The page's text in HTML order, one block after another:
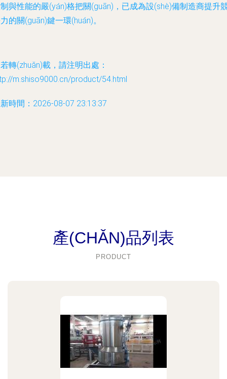
與性能的嚴(yán)格把關(guān)，已成為設(shè)備制造商提升
的關(guān)鍵一環(huán)。
轉(zhuǎn)載，請注明出處：
m.shiso9000.cn/product/54.html
時間：2026-08-07 23:13:37
產(CHǍN)品列表
PRODUCT